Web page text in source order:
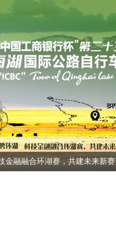
融融合环湖赛，共建未来新